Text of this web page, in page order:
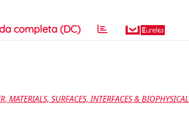
completa (DC)
MATERIALS, SURFACES, INTERFACES & BIOPHYSICAL